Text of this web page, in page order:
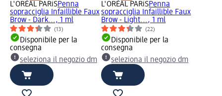
L'ORÉAL PARiSPenna
sopracciglia Infaillible Faux
Brow - Dark..., 1 ml
(13)
Disponibile per la
consegna
seleziona il negozio dm
L'ORÉAL PARiSPenna
sopracciglia Infaillible Faux
Brow - Light..., 1 ml
(22)
Disponibile per la
consegna
seleziona il negozio dm